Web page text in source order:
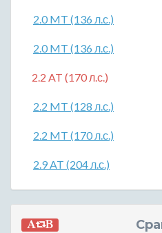
2.0 MT (136 л.с.)
2.0 MT (136 л.с.)
2.2 AT (170 л.с.)
2.2 MT (128 л.с.)
2.2 MT (170 л.с.)
2.9 AT (204 л.с.)